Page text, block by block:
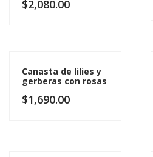
$2,080.00
Canasta de lilies y
gerberas con rosas
$1,690.00